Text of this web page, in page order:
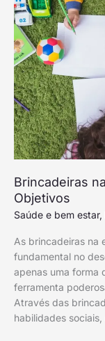
Brincadeiras
Objetivos
Saúde e bem estar,
As brincadeiras na
fundamental no
apenas uma forma
ferramenta
Através das
habilidades
Educação
Infantil
e
Seus
Objetivos